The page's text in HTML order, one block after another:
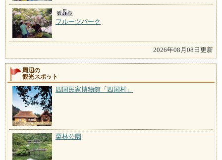
フルーツパーク
2026年08月08日更新
周辺の
観光スポット
四国民家博物館「四国村」
栗林公園